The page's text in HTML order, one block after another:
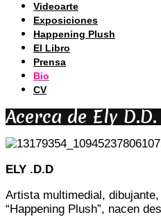
Videoarte
Exposiciones
Happening Plush
El Libro
Prensa
Bio
CV
Acerca de Ely D.D.
ELY .D.D
Artista multimedial,
“Happening Plush”, nacen